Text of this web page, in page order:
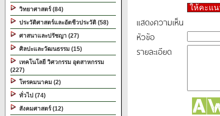
วิทยาศาสตร์ (84)
ประวัติศาสตร์และอัตชีวประวัติ (58)
ศาสนาและปรัชญา (27)
ศิลปะและวัฒนธรรม (15)
เทคโนโลยี วิศวกรรม อุตสาหกรรม
(227)
โทรคมนาคม (2)
ทั่วไป (74)
สังคมศาสตร์ (12)
ให้คะแ
แสดงความเห็น
หัวข้อ
รายละเอียด